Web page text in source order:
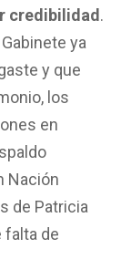
credibilidad .
ya
y que
los
en
Nación
de Patricia
falta de